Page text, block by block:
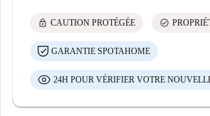
lock CAUTION PROTÉGÉE check_circle
GARANTIE SPOTAHOME
24H POUR VÉRIFIER VOTRE